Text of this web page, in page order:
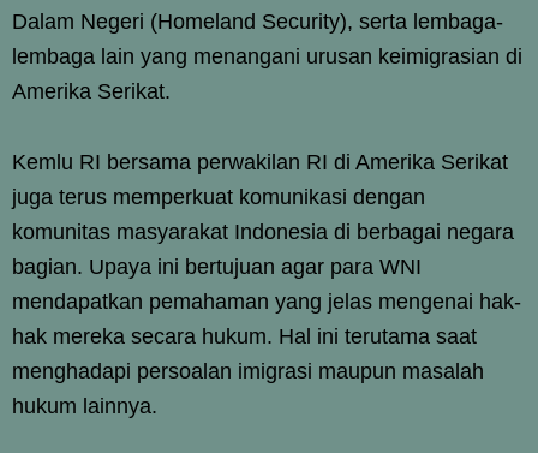
Dalam Negeri (Homeland Security), serta lembaga-
lembaga lain yang menangani urusan keimigrasian di
Amerika Serikat.
Kemlu RI bersama perwakilan RI di Amerika Serikat
juga terus memperkuat komunikasi dengan
komunitas masyarakat Indonesia di berbagai negara
bagian. Upaya ini bertujuan agar para WNI
mendapatkan pemahaman yang jelas mengenai hak-
hak mereka secara hukum. Hal ini terutama saat
menghadapi persoalan imigrasi maupun masalah
hukum lainnya.